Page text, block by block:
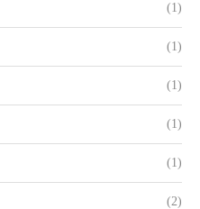
(1)
(1)
(1)
(1)
(1)
(2)